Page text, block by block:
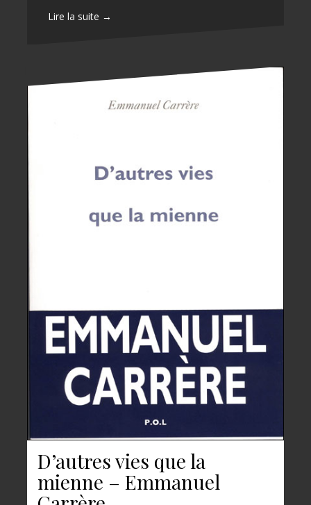
Lire la suite →
D’autres vies que la
mienne – Emmanuel